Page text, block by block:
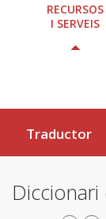
RECURSOS
I SERVEIS
Traductor
Diccionari